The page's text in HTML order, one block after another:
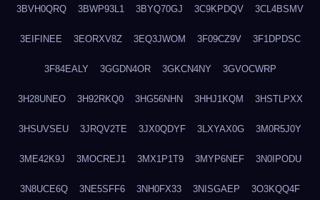
3BVH0QRQ 3BWP93L1 3BYQ70GJ 3C9KPDQV 3CL4BSMV
3EIFINEE 3EORXV8Z 3EQ3JWOM 3F09CZ9V 3F1DPDSC
3F84EALY 3GGDN4OR 3GKCN4NY 3GVOCWRP
3H28UNEO 3H92RKQ0 3HG56NHN 3HHJ1KQM 3HSTLPXX
3HSUVSEU 3JRQV2TE 3JX0QDYF 3LXYAX0G 3M0R5J0Y
3ME42K9J 3MOCREJ1 3MX1P1T9 3MYP6NEF 3N0IPODU
3N8UCE6Q 3NE5SFF6 3NH0FX33 3NISGAEP 3O3KQQ4F